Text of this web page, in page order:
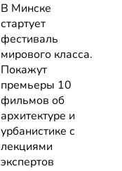
В Минске
стартует
фестиваль
мирового класса.
Покажут
премьеры 10
фильмов об
архитектуре и
урбанистике с
лекциями
экспертов